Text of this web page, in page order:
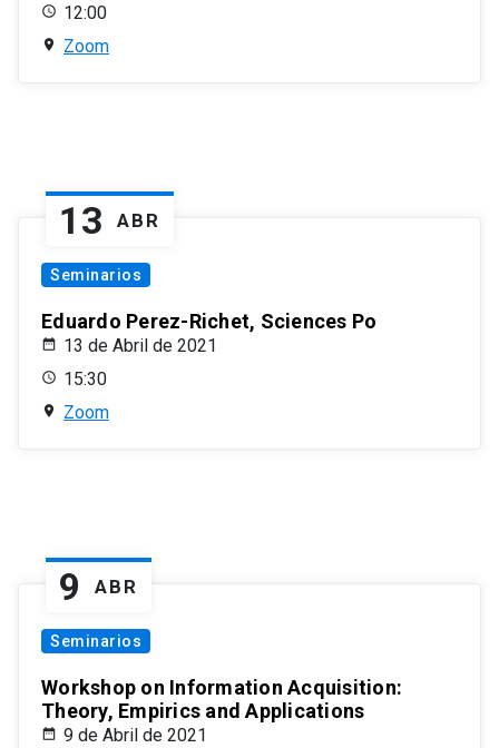
12:00
Zoom
13 ABR
Seminarios
Eduardo Perez-Richet, Sciences Po
13 de Abril de 2021
15:30
Zoom
9 ABR
Seminarios
Workshop on Information Acquisition:
Theory, Empirics and Applications
9 de Abril de 2021